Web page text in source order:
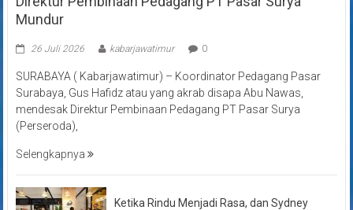
Mundur
26 Juli 2026 kabarjawatimur 0
SURABAYA ( Kabarjawatimur) – Koordinator Pedagang Pasar
Surabaya, Gus Hafidz atau yang akrab disapa Abu Nawas,
mendesak Direktur Pembinaan Pedagang PT Pasar Surya
(Perseroda),
Selengkapnya
Ketika Rindu Menjadi Rasa, dan Sydney